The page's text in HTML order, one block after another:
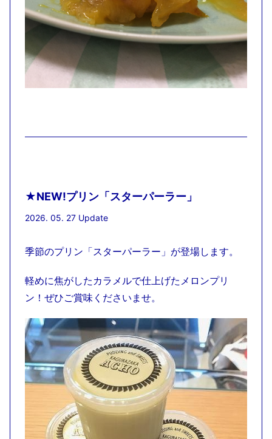
★NEW!プリン「スターパーラー」
2026. 05. 27 Update
季節のプリン「スターパーラー」が登場します。
軽めに焦がしたカラメルで仕上げたメロンプリ
ン！ぜひご賞味くださいませ。